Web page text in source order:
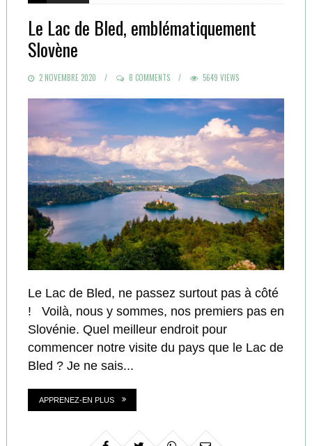
Le Lac de Bled, emblématiquement
Slovène
POSTED
2 NOVEMBRE 2020 8 COMMENTS 5649 VIEWS
Le Lac de Bled, ne passez surtout pas à côté
! Voilà, nous y sommes, nos premiers pas en
Slovénie. Quel meilleur endroit pour
commencer notre visite du pays que le Lac de
Bled ? Je ne sais...
APPRENEZ-EN PLUS